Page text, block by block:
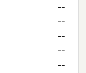
--
--
--
--
--